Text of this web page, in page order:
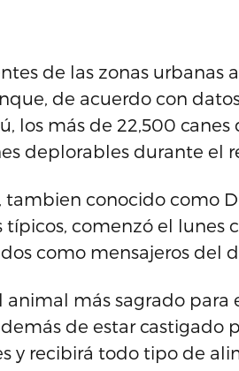
de las zonas urbanas
de acuerdo con
los más de 22,500
deplorables durante el
tambien conocido como
típicos, comenzó el lunes
como mensajeros del
animal más sagrado
de estar castigado
y recibirá todo tipo de